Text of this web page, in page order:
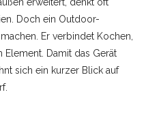
erweitert, denkt oft
Doch ein Outdoor-
Er verbindet Kochen,
Damit das Gerät
sich ein kurzer Blick auf